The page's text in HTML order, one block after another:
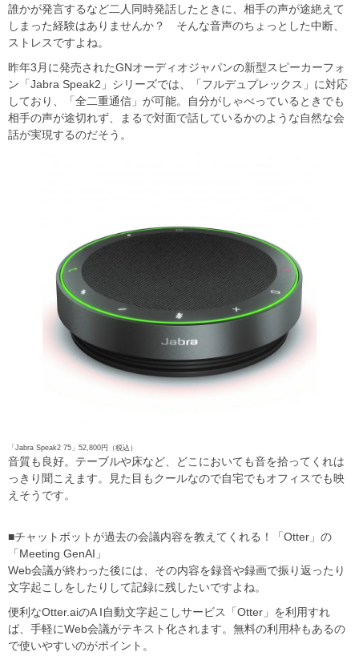
誰かが発言するなど二人同時発話したときに、相手の声が途絶えて
しまった経験はありませんか？ そんな音声のちょっとした中断、
ストレスですよね。
昨年3月に発売されたGNオーディオジャパンの新型スピーカーフォ
ン「Jabra Speak2」シリーズでは、「フルデュプレックス」に対応
しており、「全二重通信」が可能。自分がしゃべっているときでも
相手の声が途切れず、まるで対面で話しているかのような自然な会
話が実現するのだそう。
「Jabra Speak2 75」52,800円（税込）
音質も良好。テーブルや床など、どこにおいても音を拾ってくれは
っきり聞こえます。見た目もクールなので自宅でもオフィスでも映
えそうです。
■チャットボットが過去の会議内容を教えてくれる！「Otter」の
「Meeting GenAI」
Web会議が終わった後には、その内容を録音や録画で振り返ったり
文字起こしをしたりして記録に残したいですよね。
便利なOtter.aiのA I自動文字起こしサービス「Otter」を利用すれ
ば、手軽にWeb会議がテキスト化されます。無料の利用枠もあるの
で使いやすいのがポイント。